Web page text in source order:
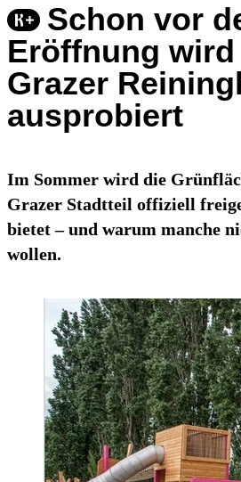
Schon vor
Eröffnung
Grazer
ausprobiert
Im Sommer wird die
Grazer Stadtteil offiziell
bietet – und warum manche
wollen.